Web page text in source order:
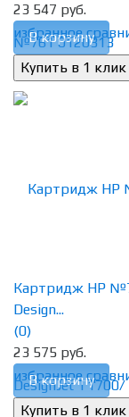
избранное
23 547 руб.
В корзину
избранное
Картридж HP
Design...
(0)
23 575 руб.
В корзину